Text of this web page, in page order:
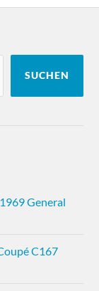
SUCHEN
General
C167